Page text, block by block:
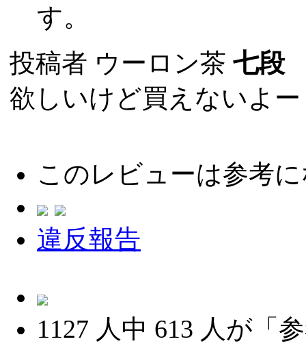
す。
投稿者 ウーロン茶 七段
欲しいけど買えないよー
このレビューは参考
違反報告
1127 人中 613 人が「